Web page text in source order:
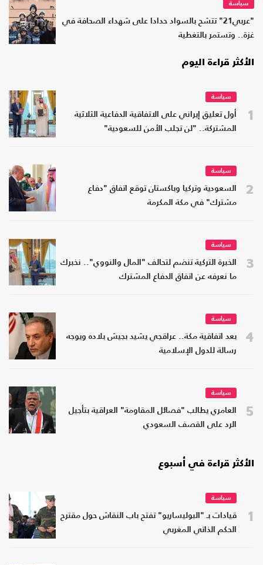
سياسة
"عربي21" تتشح بالسواد حدادا على شهداء الصحافة في
غزة.. وتستمر بالتغطية
الأكثر قراءة اليوم
1
سياسة
أول تعليق إيراني على الاتفاقية الدفاعية الثلاثية
المشتركة.. "لن تجلب الأمن للسعودية"
2
سياسة
السعودية وتركيا وباكستان توقع اتفاق "دفاع
مشترك" في مكة المكرمة
3
سياسة
الخبرة التركية تنضم لتحالف "المال والنووي".. نخبرك
ما نعرفه عن اتفاق الدفاع المشترك
4
سياسة
بعد اتفاقية مكة.. عراقجي يشيد بجيش بلاده ويوجه
رسالة للدول الإسلامية
5
سياسة
العامري يطالب "فصائل المقاومة" العراقية بتأجيل
الرد على القصف السعودي
الأكثر قراءة في أسبوع
1
سياسة
قيادات بـ "البوليساريو" تفتح باب النقاش حول مقترح
الحكم الذاتي المغربي